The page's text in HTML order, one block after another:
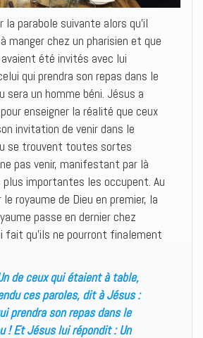
la parabole suivante alors qu’il
manger chez un pharisien et que
avaient été invités avec lui
qui prendra son repas dans le
sera un homme béni. Jésus a
enseigner la réalité que ceux
invitation de venir dans le
se trouvent toutes sortes
pas venir, manifestant par là
plus importantes les occupent. Au
royaume de Dieu en premier, la
passe en dernier chez
fait qu’ils ne pourront finalement
de ceux qui étaient à table,
ces paroles, dit à Jésus :
prendra son repas dans le
! Et Jésus lui répondit : Un